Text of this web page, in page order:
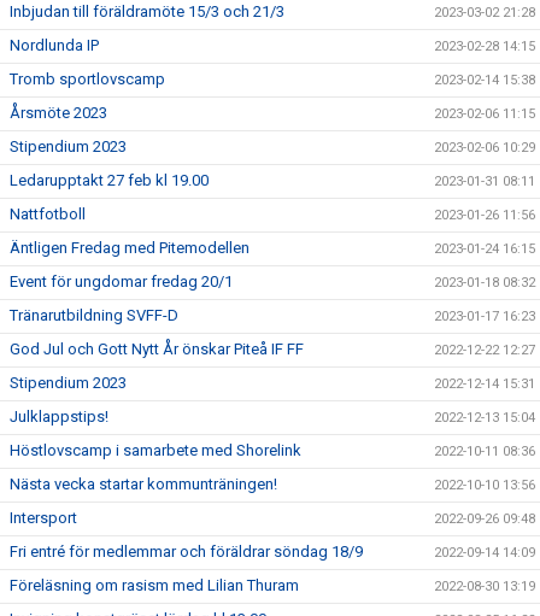
Inbjudan till föräldramöte 15/3 och 21/3 2023-03-02 21:28
Nordlunda IP 2023-02-28 14:15
Tromb sportlovscamp 2023-02-14 15:38
Årsmöte 2023 2023-02-06 11:15
Stipendium 2023 2023-02-06 10:29
Ledarupptakt 27 feb kl 19.00 2023-01-31 08:11
Nattfotboll 2023-01-26 11:56
Äntligen Fredag med Pitemodellen 2023-01-24 16:15
Event för ungdomar fredag 20/1 2023-01-18 08:32
Tränarutbildning SVFF-D 2023-01-17 16:23
God Jul och Gott Nytt År önskar Piteå IF FF 2022-12-22 12:27
Stipendium 2023 2022-12-14 15:31
Julklappstips! 2022-12-13 15:04
Höstlovscamp i samarbete med Shorelink 2022-10-11 08:36
Nästa vecka startar kommunträningen! 2022-10-10 13:56
Intersport 2022-09-26 09:48
Fri entré för medlemmar och föräldrar söndag 18/9 2022-09-14 14:09
Föreläsning om rasism med Lilian Thuram 2022-08-30 13:19